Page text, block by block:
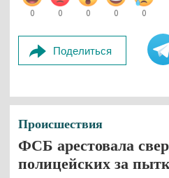
0 0 0 0 0
Поделиться
Происшествия
ФСБ арестовала
полицейских за